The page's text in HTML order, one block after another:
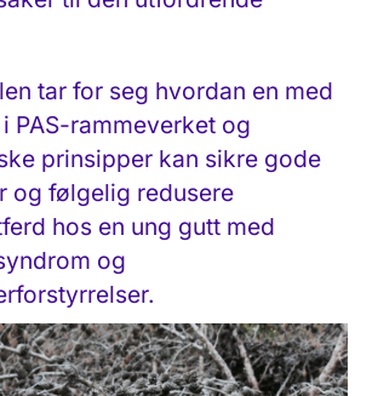
tar for seg hvordan en med
PAS-rammeverket og
prinsipper kan sikre gode
og følgelig redusere
hos en ung gutt med
og